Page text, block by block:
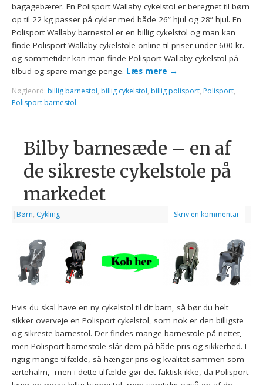
bagagebærer. En Polisport Wallaby cykelstol er beregnet til børn
op til 22 kg passer på cykler med både 26” hjul og 28” hjul. En
Polisport Wallaby barnestol er en billig cykelstol og man kan
finde Polisport Wallaby cykelstole online til priser under 600 kr.
og sommetider kan man finde Polisport Wallaby cykelstol på
tilbud og spare mange penge. Læs mere →
Nøgleord: billig barnestol, billig cykelstol, billig polisport, Polisport,
Polisport barnestol
Bilby barnesæde – en af
de sikreste cykelstole på
markedet
| Børn, Cykling Skriv en kommentar
Hvis du skal have en ny cykelstol til dit barn, så bør du helt
sikker overveje en Polisport cykelstol, som nok er den billigste
og sikreste barnestol. Der findes mange barnestole på nettet,
men Polisport barnestole slår dem på både pris og sikkerhed. I
rigtig mange tilfælde, så hænger pris og kvalitet sammen som
ærtehalm, men i dette tilfælde gør det faktisk ikke, da Polisport